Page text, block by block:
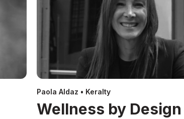
Paola Aldaz • Keralty
Wellness by Design